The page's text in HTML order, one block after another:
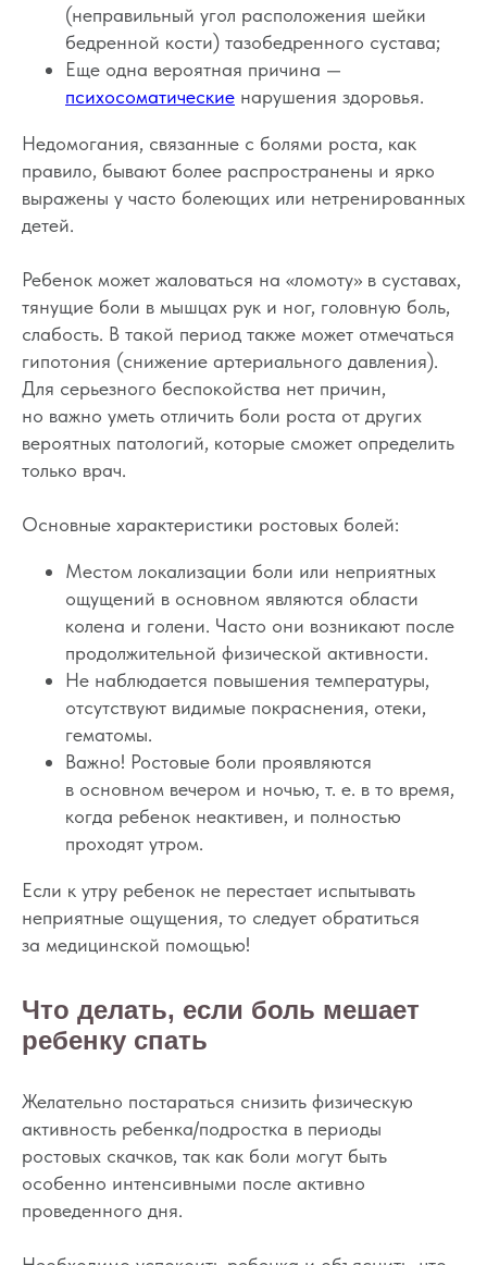
(неправильный угол расположения шейки
бедренной кости) тазобедренного сустава;
Еще одна вероятная причина —
психосоматические нарушения здоровья.
Недомогания, связанные с болями роста, как
правило, бывают более распространены и ярко
выражены у часто болеющих или нетренированных
детей.
Ребенок может жаловаться на «ломоту» в суставах,
тянущие боли в мышцах рук и ног, головную боль,
слабость. В такой период также может отмечаться
гипотония (снижение артериального давления).
Для серьезного беспокойства нет причин,
но важно уметь отличить боли роста от других
вероятных патологий, которые сможет определить
только врач.
Основные характеристики ростовых болей:
Местом локализации боли или неприятных
ощущений в основном являются области
колена и голени. Часто они возникают после
продолжительной физической активности.
Не наблюдается повышения температуры,
отсутствуют видимые покраснения, отеки,
гематомы.
Важно! Ростовые боли проявляются
в основном вечером и ночью, т. е. в то время,
когда ребенок неактивен, и полностью
проходят утром.
Если к утру ребенок не перестает испытывать
неприятные ощущения, то следует обратиться
за медицинской помощью!
Что делать, если боль мешает
ребенку спать
Желательно постараться снизить физическую
активность ребенка/подростка в периоды
ростовых скачков, так как боли могут быть
особенно интенсивными после активно
проведенного дня.